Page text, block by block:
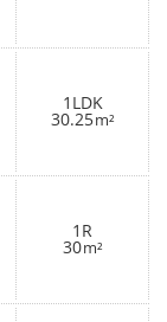
1LDK
30.25m²
1R
30m²